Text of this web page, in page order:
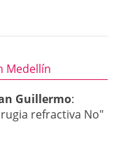
Medellín
Guillermo:
refractiva No"